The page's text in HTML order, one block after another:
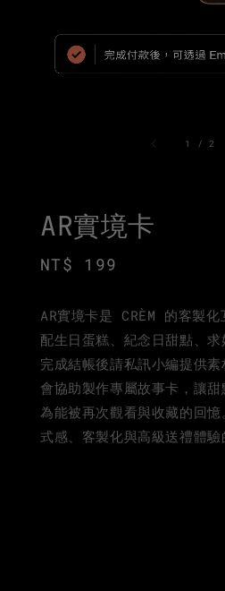
1 /2
AR實境卡
Regular
NT$ 199
AR實境卡是 CRÈM 的客製
配生日蛋糕、紀念日甜點、求
完成結帳後請私訊小編提供
會協助製作專屬故事卡，讓
為能被再次觀看與收藏的回
式感、客製化與高級送禮體驗